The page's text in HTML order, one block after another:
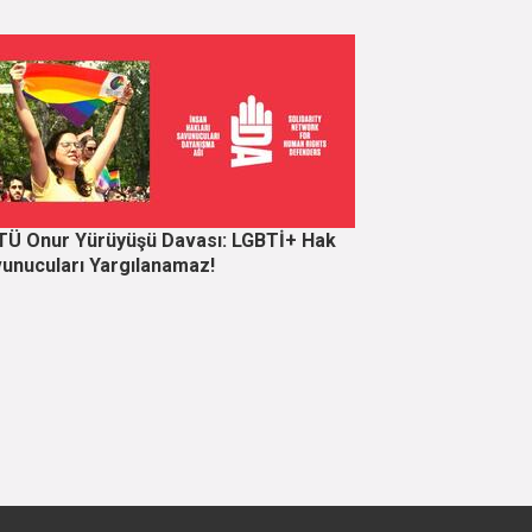
Onur Yürüyüşü Davası: LGBTİ+ Hak
Yargılanamaz!